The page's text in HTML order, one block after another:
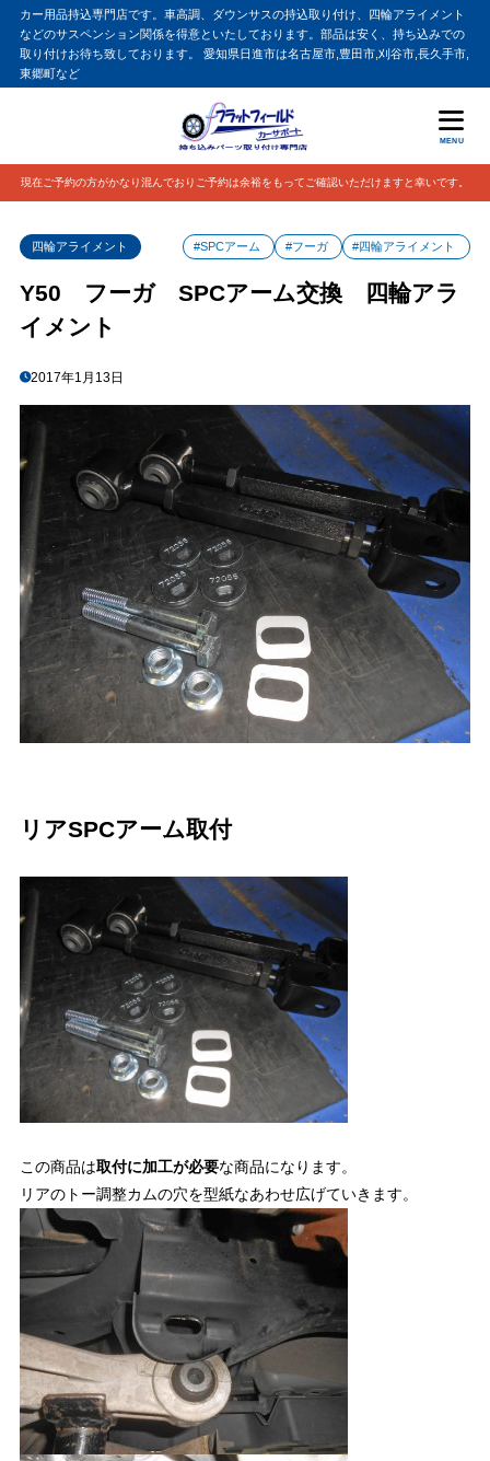
カー用品持込専門店です。車高調、ダウンサスの持込取り付け、四輪アライメント
などのサスペンション関係を得意といたしております。部品は安く、持ち込みでの
取り付けお待ち致しております。 愛知県日進市は名古屋市,豊田市,刈谷市,長久手市,
東郷町など
MENU
現在ご予約の方がかなり混んでおりご予約は余裕をもってご確認いただけますと幸いです。
四輪アライメント #SPCアーム #フーガ #四輪アライメント
Y50 フーガ SPCアーム交換 四輪アラ
イメント
2017年1月13日
リアSPCアーム取付
この商品は取付に加工が必要な商品になります。
リアのトー調整カムの穴を型紙なあわせ広げていきます。